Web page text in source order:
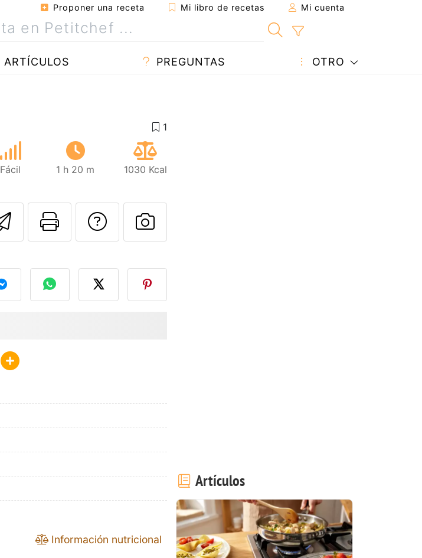
Proponer una receta Mi libro de recetas Mi cuenta
ARTÍCULOS PREGUNTAS OTRO
Fácil 1 h 20 m 1030 Kcal
Enviar esta receta a un amigo
Imprimir esta página
Preguntar al autor
Publicar la foto de esta receta
Información nutricional
Artículos